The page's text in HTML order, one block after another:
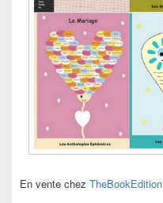
En vente chez TheBookEdition